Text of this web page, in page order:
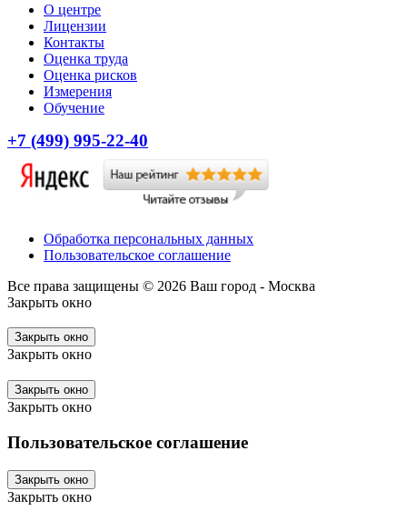
О центре
Лицензии
Контакты
Оценка труда
Оценка рисков
Измерения
Обучение
+7 (499) 995-22-40
Обработка персональных данных
Пользовательское соглашение
Все права защищены © 2026 Ваш город - Москва
Закрыть окно
Закрыть окно
Закрыть окно
Закрыть окно
Закрыть окно
Пользовательское соглашение
Закрыть окно
Закрыть окно